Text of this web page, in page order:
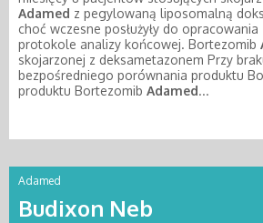
Adamed z pegylowaną liposomalną
choć wczesne posłużyły do
protokole analizy końcowej. Bortezomib
skojarzonej z deksametazonem Przy
bezpośredniego porównania produktu
produktu Bortezomib Adamed...
Adamed
Budixon Neb